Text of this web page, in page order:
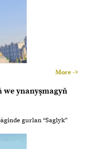
More ->
ynanyşmagyň
gurlan “Saglyk”